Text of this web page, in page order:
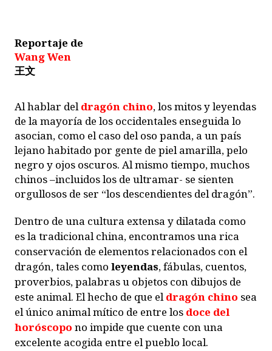
Reportaje de
Wang Wen
王文
Al hablar deldragón chino, los mitos y leyendas
de la mayoría de los occidentales enseguida lo
asocian, como el caso del oso panda, a un país
lejano habitado por gente de piel amarilla, pelo
negro y ojos oscuros. Al mismo tiempo, muchos
chinos –incluidos los de ultramar- se sienten
orgullosos de ser “los descendientes del dragón”.
Dentro de una cultura extensa y dilatada como
es la tradicional china, encontramos una rica
conservación de elementos relacionados con el
dragón, tales como leyendas, fábulas, cuentos,
proverbios, palabras u objetos con dibujos de
este animal. El hecho de que eldragón chino sea
el único animal mítico de entre los doce del
horóscopo no impide que cuente con una
excelente acogida entre el pueblo local.